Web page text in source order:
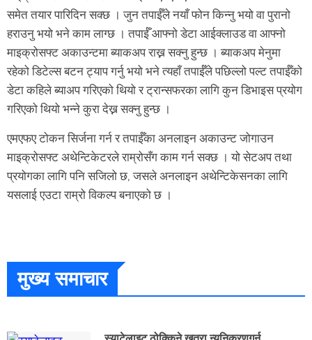
समेत तयार पारिदिन सक्छ । जुन तपाईँले नयाँ फोन किन्नु भयो वा पुरानो
हराउनु भयो भने काम लाग्छ । तपाईँ आफ्नो डेटा आईक्लाउड वा आफ्नो
माइक्रोसफ्ट अकाउन्टमा ब्याकअप राख्न सक्नु हुन्छ । ब्याकअप मेनुमा
रहेको डिटेल्स बटन ट्याप गर्नु भयो भने त्यहाँ तपाईँले पछिल्लो पल्ट तपाईँको
डेटा कहिले ब्याअप गरिएको थियो र ट्रान्सफरका लागि कुन डिभाइस प्रयोग
गरिएको थियो भन्ने कुरा देख्न सक्नु हुन्छ ।
एमएफए टोकन सिर्जना गर्न र तपाईँका अनलाइन अकाउन्ट जोगाउन
माइक्रोसफ्ट अथेन्टिकेटरले राम्रोसँग काम गर्न सक्छ । यो सेटअप तथा
प्रयोगका लागि पनि सजिलो छ, जसले अनलाइन अथेन्टिकेसनका लागि
यसलाई एउटा राम्रो विकल्प बनाएको छ ।
मुख्य समाचार